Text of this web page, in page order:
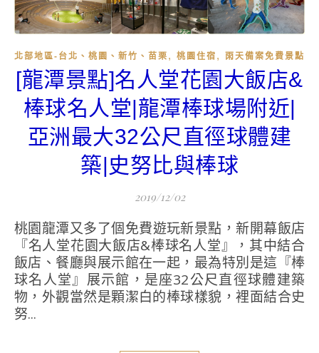
北部地區-台北、桃園、新竹、苗栗 , 桃園住宿 , 雨天備案免費景點
[龍潭景點]名人堂花園大飯店&
棒球名人堂|龍潭棒球場附近|
亞洲最大32公尺直徑球體建
築|史努比與棒球
2019/12/02
桃園龍潭又多了個免費遊玩新景點，新開幕飯店
『名人堂花園大飯店&棒球名人堂』，其中結合
飯店、餐廳與展示館在一起，最為特別是這『棒
球名人堂』展示館，是座32公尺直徑球體建築
物，外觀當然是顆潔白的棒球樣貌，裡面結合史
努...